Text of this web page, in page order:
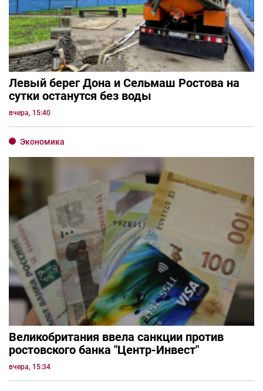
Левый берег Дона и Сельмаш Ростова на
сутки останутся без воды
вчера, 15:40
Экономика
Великобритания ввела санкции против
ростовского банка "Центр-Инвест"
вчера, 15:34